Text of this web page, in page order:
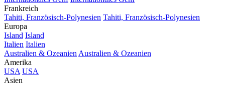
Frankreich
Tahiti, Französisch-Polynesien Tahiti, Französisch-Polynesien
Europa
Island Island
Italien Italien
Australien & Ozeanien Australien & Ozeanien
Amerika
USA USA
Asien